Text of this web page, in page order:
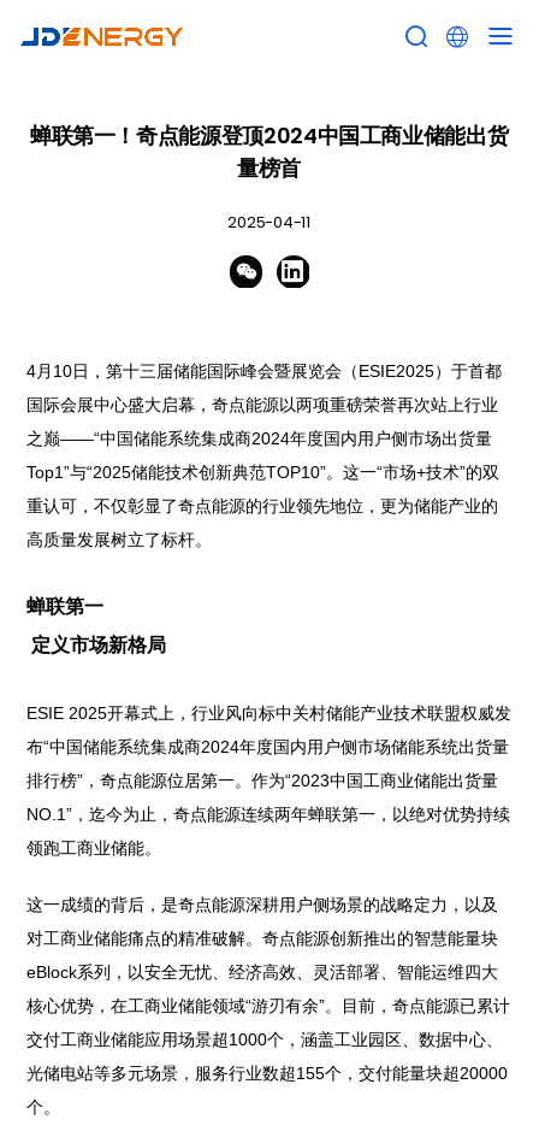
 
蝉联第一！奇点能源登顶2024中国工商业储能出货
量榜首
2025-04-11
 
4月10日，第十三届储能国际峰会暨展览会（ESIE2025）于首都
国际会展中心盛大启幕，奇点能源以两项重磅荣誉再次站上行业
之巅——“中国储能系统集成商2024年度国内用户侧市场出货量
Top1”与“2025储能技术创新典范TOP10”。这一“市场+技术”的双
重认可，不仅彰显了奇点能源的行业领先地位，更为储能产业的
高质量发展树立了标杆。
蝉联第一
定义市场新格局
ESIE 2025开幕式上，行业风向标中关村储能产业技术联盟权威发
布“中国储能系统集成商2024年度国内用户侧市场储能系统出货量
排行榜”，奇点能源位居第一。作为“2023中国工商业储能出货量
NO.1”，迄今为止，奇点能源连续两年蝉联第一，以绝对优势持续
领跑工商业储能。
这一成绩的背后，是奇点能源深耕用户侧场景的战略定力，以及
对工商业储能痛点的精准破解。奇点能源创新推出的智慧能量块
eBlock系列，以安全无忧、经济高效、灵活部署、智能运维四大
核心优势，在工商业储能领域“游刃有余”。目前，奇点能源已累计
交付工商业储能应用场景超1000个，涵盖工业园区、数据中心、
光储电站等多元场景，服务行业数超155个，交付能量块超20000
个。